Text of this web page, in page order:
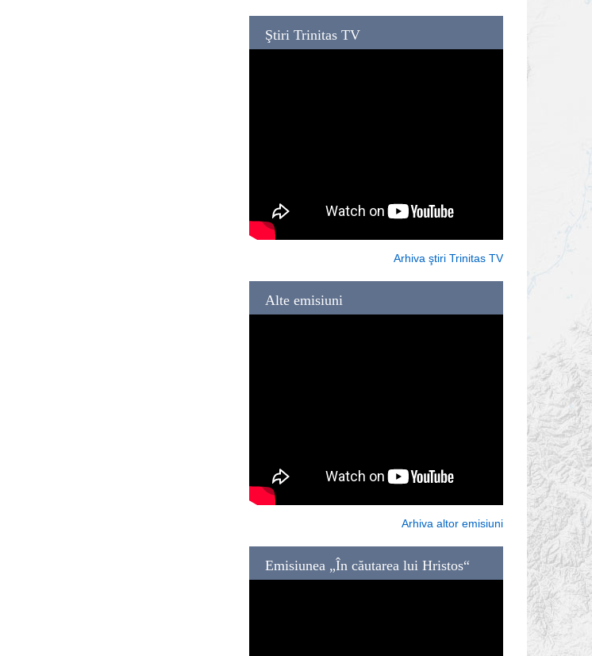
Ştiri Trinitas TV
Arhiva ştiri Trinitas TV
Alte emisiuni
Arhiva altor emisiuni
Emisiunea „În căutarea lui Hristos“